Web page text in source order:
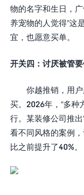
物的名字和生日，广
养宠物的人觉得”这
宜，也愿意买单。
开关四：讨厌被管
你越推销，用
买。2026年，”多种
行。某装修公司推
看不同风格的案例
比之前提升了40%。